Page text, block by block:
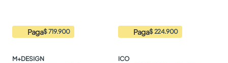
Paga$ 719.900
M+DESIGN
Paga$ 224.900
ICO